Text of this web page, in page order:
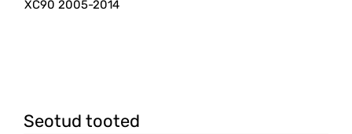
XC90 2005-2014
Seotud tooted